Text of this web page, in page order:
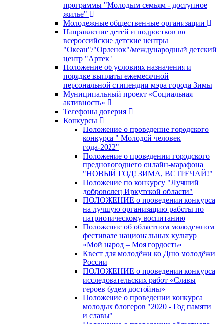
программы "Молодым семьям - доступное
жилье"
Молодежные общественные организации
Направление детей и подростков во
всероссийские детские центры
"Океан"/"Орленок"/международный детский
центр "Артек"
Положение об условиях назначения и
порядке выплаты ежемесячной
персональной стипендии мэра города Зимы
Муниципальный проект «Социальная
активность»
Телефоны доверия
Конкурсы
Положение о проведение городского
конкурса " Молодой человек
года-2022"
Положение о проведении городского
предновогоднего онлайн-марафона
"НОВЫЙ ГОД! ЗИМА, ВСТРЕЧАЙ!"
Положение по конкурсу "Лучший
доброволец Иркутской области"
ПОЛОЖЕНИЕ о проведении конкурса
на лучшую организацию работы по
патриотическому воспитанию
Положение об областном молодежном
фестивале национальных культур
«Мой народ – Моя гордость»
Квест для молодёжи ко Дню молодёжи
России
ПОЛОЖЕНИЕ о проведении конкурса
исследовательских работ «Славы
героев будем достойны»
Положение о проведении конкурса
молодых блогеров "2020 - Год памяти
и славы"